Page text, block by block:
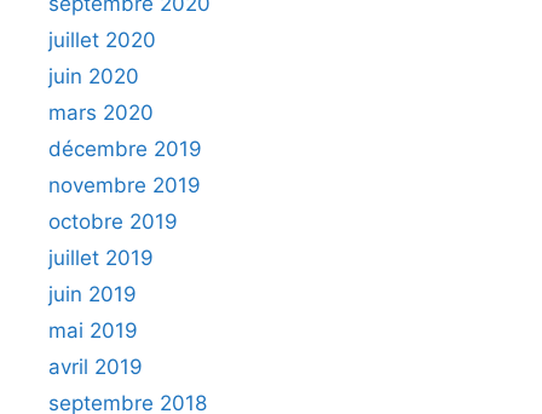
juillet 2020
juin 2020
mars 2020
décembre 2019
novembre 2019
octobre 2019
juillet 2019
juin 2019
mai 2019
avril 2019
septembre 2018